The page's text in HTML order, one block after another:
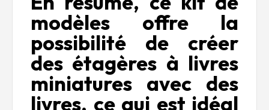
modèles offre la
possibilité de créer
des étagères à livres
miniatures avec des
livres, ce qui est idéal